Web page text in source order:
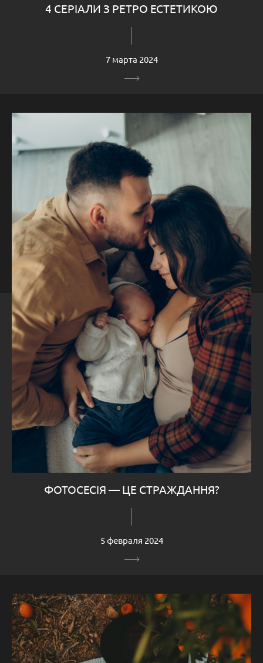
4 СЕРІАЛИ З РЕТРО ЕСТЕТИКОЮ
7 марта 2024
ФОТОСЕСІЯ — ЦЕ СТРАЖДАННЯ?
5 февраля 2024